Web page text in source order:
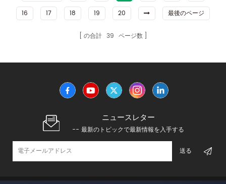
16
17 18 19 20 最後のページ
の合計 39 ページ数
ニュースレター
-- 最新のトピックで最新情報を入手する